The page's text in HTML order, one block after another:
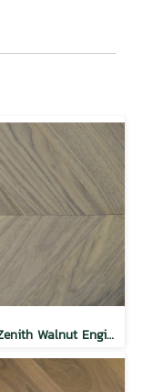
Chevron Zenith Walnut Engineered Floor